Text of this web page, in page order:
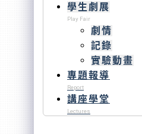
學生劇展
Play Fair
劇情
記錄
實驗動畫
專題報導
Report
講座學堂
Lectures